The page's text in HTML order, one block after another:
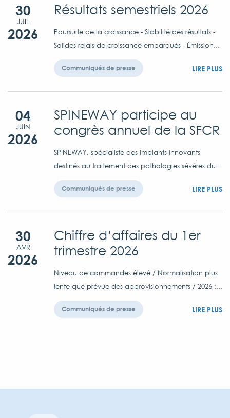
30
JUIL
2026
Résultats semestriels 2026
Poursuite de la croissance - Stabilité des résultats -
Solides relais de croissance embarqués - Émission...
Communiqués de presse LIRE PLUS
04
JUIN
2026
SPINEWAY participe au
congrès annuel de la SFCR
SPINEWAY, spécialiste des implants innovants
destinés au traitement des pathologies sévères du...
Communiqués de presse LIRE PLUS
30
AVR
2026
Chiffre d’affaires du 1er
trimestre 2026
Niveau de commandes élevé / Normalisation plus
lente que prévue des approvisionnements / 2026 :...
Communiqués de presse LIRE PLUS